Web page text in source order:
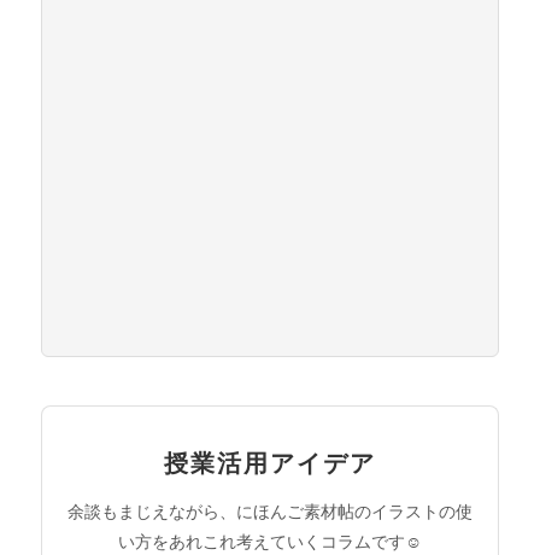
授業活用アイデア
余談もまじえながら、にほんご素材帖のイラストの使
い方をあれこれ考えていくコラムです☺︎